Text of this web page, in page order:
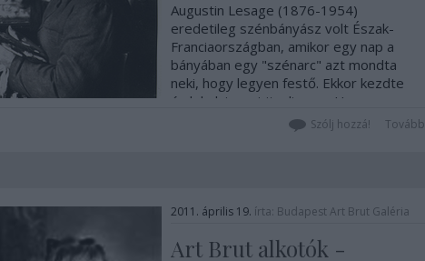
Augustin Lesage (1876-1954)
eredetileg szénbányász volt Észak-
Franciaországban, amikor egy nap a
bányában egy "szénarc" azt mondta
neki, hogy legyen festő. Ekkor kezdte
érdekelni a spiritualizmus. Hamarosan
spirituális hangok késztették arra, hogy
Tovább
Szólj hozzá!
2011. április 19. írta: Budapest Art Brut Galéria
Art Brut alkotók -